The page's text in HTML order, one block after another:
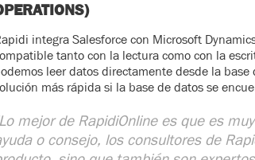
integra Salesforce con Microsoft
tanto con la lectura como con la
leer datos directamente desde la
más rápida si la base de datos se
mejor de RapidiOnline es que es
o consejo, los consultores de